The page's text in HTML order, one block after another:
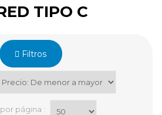
TIPO C
Filtros
página :